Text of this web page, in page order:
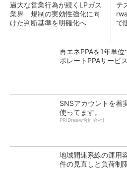
過大な営業行為が続くLPガス
業界 規制の実効性強化に向
けた判断基準を明確化へ
テ
で
再エネPPAを1年単
ポレートPPAサービ
SNSアカウントを着
使ってます。
PR(Dreaw合同会社)
地域間連系線の運用
件の見直しと負荷制